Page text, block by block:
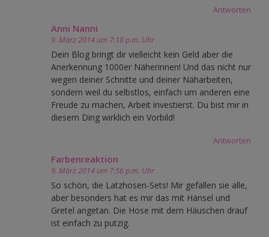
Antworten
Anni Nanni
9. März 2014 um 7:18 p.m. Uhr
Dein Blog bringt dir vielleicht kein Geld aber die
Anerkennung 1000er Näherinnen! Und das nicht nur
wegen deiner Schnitte und deiner Näharbeiten,
sondern weil du selbstlos, einfach um anderen eine
Freude zu machen, Arbeit investierst. Du bist mir in
diesem Ding wirklich ein Vorbild!
Antworten
Farbenreaktion
9. März 2014 um 7:56 p.m. Uhr
So schön, die Latzhosen-Sets! Mir gefallen sie alle,
aber besonders hat es mir das mit Hänsel und
Gretel angetan. Die Hose mit dem Häuschen drauf
ist einfach zu putzig.